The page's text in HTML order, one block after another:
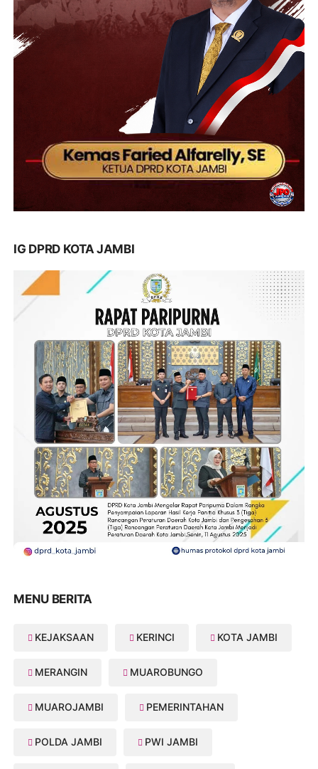
IG DPRD KOTA JAMBI
MENU BERITA
KEJAKSAAN KERINCI KOTA JAMBI
MERANGIN MUAROBUNGO
MUAROJAMBI PEMERINTAHAN
POLDA JAMBI PWI JAMBI